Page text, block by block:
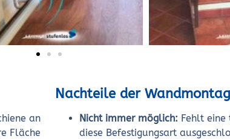
an
Fläche
Nachteile der
Nicht immer möglich: Fehlt eine
diese Befestigungsart